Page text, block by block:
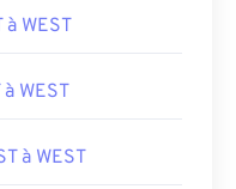
à WEST
à WEST
à WEST